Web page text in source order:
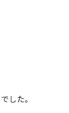
でした。